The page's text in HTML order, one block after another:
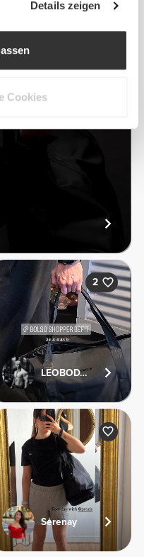
Details zeigen
Cookies
2
LEOBODYFITNESS
Serenay